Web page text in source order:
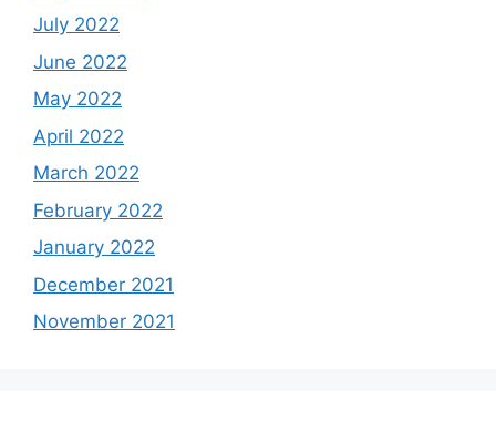
July 2022
June 2022
May 2022
April 2022
March 2022
February 2022
January 2022
December 2021
November 2021